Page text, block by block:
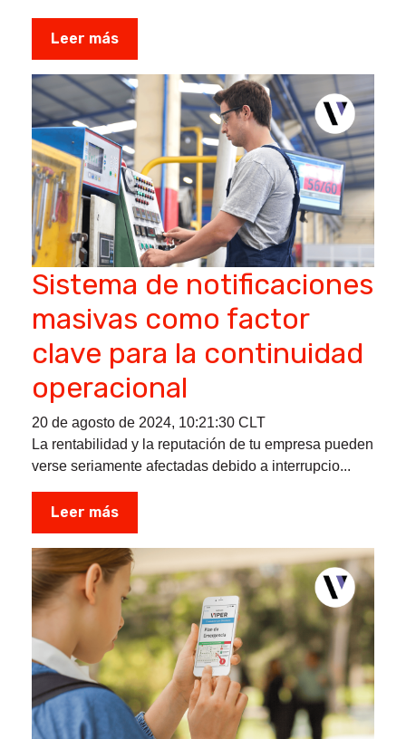
Leer más
Sistema de notificaciones
masivas como factor
clave para la continuidad
operacional
20 de agosto de 2024, 10:21:30 CLT
La rentabilidad y la reputación de tu empresa pueden
verse seriamente afectadas debido a interrupcio...
Leer más